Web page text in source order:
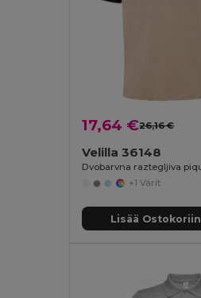
17,64 €26,16 €
Velilla 36148
+1 Värit
Lisää Ostokoriin